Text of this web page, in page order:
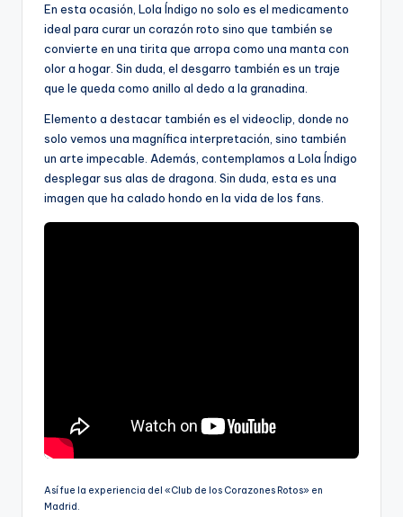
En esta ocasión, Lola Índigo no solo es el medicamento
ideal para curar un corazón roto sino que también se
convierte en una tirita que arropa como una manta con
olor a hogar. Sin duda, el desgarro también es un traje
que le queda como anillo al dedo a la granadina.
Elemento a destacar también es el videoclip, donde no
solo vemos una magnífica interpretación, sino también
un arte impecable. Además, contemplamos a Lola Índigo
desplegar sus alas de dragona. Sin duda, esta es una
imagen que ha calado hondo en la vida de los fans.
Así fue la experiencia del «Club de los Corazones Rotos» en
Madrid.